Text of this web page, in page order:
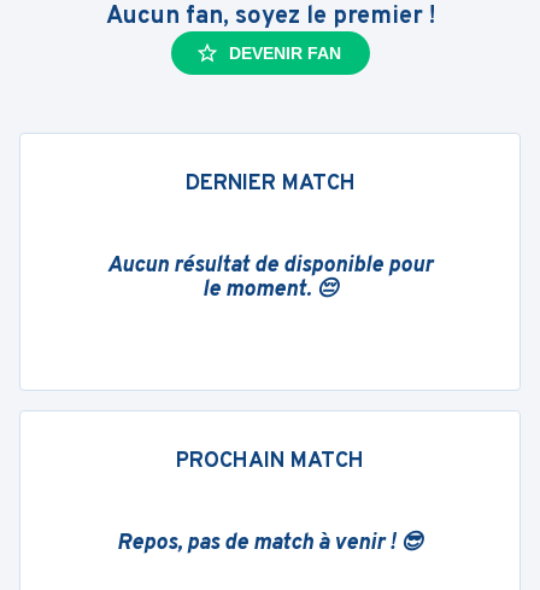
Aucun fan, soyez le premier !
DEVENIR FAN
DERNIER MATCH
Aucun résultat de disponible pour
le moment. 😔
PROCHAIN MATCH
Repos, pas de match à venir ! 😎